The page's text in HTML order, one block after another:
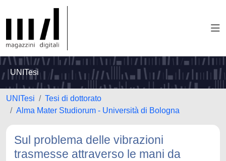
UNITesi
UNITesi
Tesi di dottorato
Alma Mater Studiorum - Università di Bologna
Sul problema delle vibrazioni
trasmesse attraverso le mani da